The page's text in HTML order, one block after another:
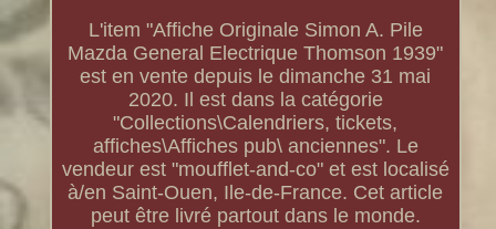
L'item "Affiche Originale Simon A. Pile
Mazda General Electrique Thomson 1939"
est en vente depuis le dimanche 31 mai
2020. Il est dans la catégorie
"Collections\Calendriers, tickets,
affiches\Affiches pub\ anciennes". Le
vendeur est "moufflet-and-co" et est localisé
à/en Saint-Ouen, Ile-de-France. Cet article
peut être livré partout dans le monde.